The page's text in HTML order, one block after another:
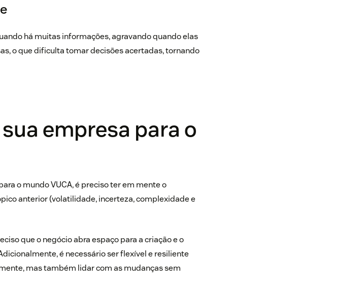
há muitas informações, agravando quando elas
o que dificulta tomar decisões acertadas, tornando
empresa para o
o mundo VUCA, é preciso ter em mente o
anterior (volatilidade, incerteza, complexidade e
que o negócio abra espaço para a criação e o
é necessário ser flexível e resiliente
mas também lidar com as mudanças sem